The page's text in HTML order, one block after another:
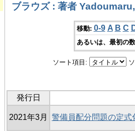
ブラウズ : 著者
移動: 0-9 A B C
あるいは、最初の
ソート項目:
発行日
2021年3月 警備員配分問題の定式